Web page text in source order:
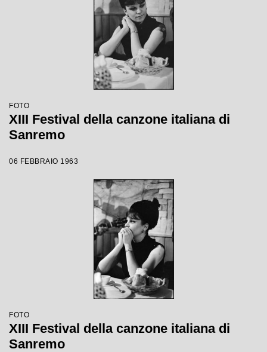
FOTO
XIII Festival della canzone italiana di
Sanremo
06 FEBBRAIO 1963
FOTO
XIII Festival della canzone italiana di
Sanremo